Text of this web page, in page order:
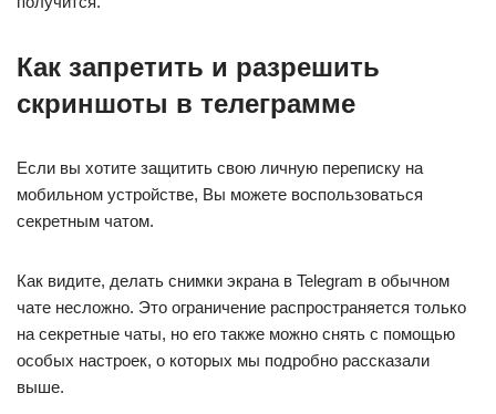
Как запретить и разрешить
скриншоты в телеграмме
Если вы хотите защитить свою личную переписку на
мобильном устройстве, Вы можете воспользоваться
секретным чатом.
Как видите, делать снимки экрана в Telegram в обычном
чате несложно. Это ограничение распространяется только
на секретные чаты, но его также можно снять с помощью
особых настроек, о которых мы подробно рассказали
выше.